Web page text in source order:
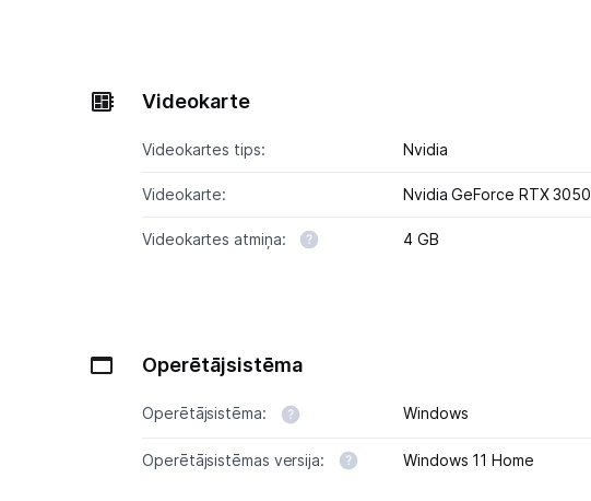
Videokarte
Videokartes tips: Nvidia
Videokarte: Nvidia GeForce RTX 3050
Videokartes atmiņa: 4 GB
Operētājsistēma
Operētājsistēma: Windows
Operētājsistēmas versija: Windows 11 Home